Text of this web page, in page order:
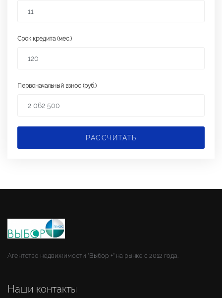
Срок кредита (мес.)
Первоначальный взнос (руб.)
РАССЧИТАТЬ
Агентство недвижимости "Выбор +" на рынке с 2012 года.
Наши контакты